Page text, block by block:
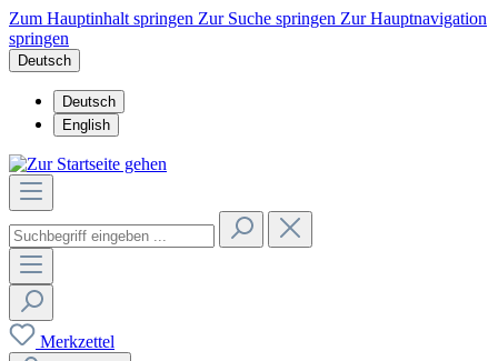
Zum Hauptinhalt springen Zur Suche springen Zur Hauptnavigation
springen
Deutsch
Deutsch
English
Merkzettel